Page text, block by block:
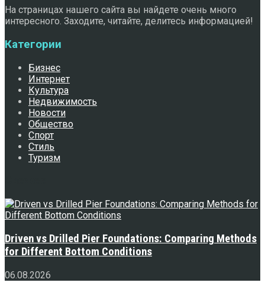
На страницах нашего сайта вы найдете очень много
интересного. Заходите, читайте, делитесь информацией!
Категории
Бизнес
Интернет
Культура
Недвижимость
Новости
Общество
Спорт
Стиль
Туризм
Driven vs Drilled Pier Foundations: Comparing Methods
for Different Bottom Conditions
06.08.2026